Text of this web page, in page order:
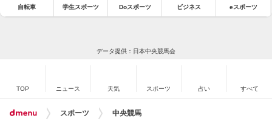
自転車 学生スポーツ Doスポーツ ビジネス eスポーツ
データ提供：日本中央競馬会
TOP ニュース 天気 スポーツ 占い すべて
スポーツ 中央競馬